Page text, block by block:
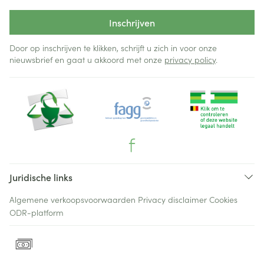
Inschrijven
Door op inschrijven te klikken, schrijft u zich in voor onze
nieuwsbrief en gaat u akkoord met onze privacy policy.
Juridische links
Algemene verkoopsvoorwaarden Privacy disclaimer Cookies
ODR-platform